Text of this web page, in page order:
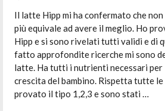
Il latte Hipp mi ha confermato che non
più equivale ad avere il meglio. Ho
Hipp e si sono rivelati tutti validi e di
fatto approfondite ricerche mi sono
latte. Ha tutti i nutrienti necessari per
crescita del bambino. Rispetta tutte
provato il tipo 1,2,3 e sono stati …